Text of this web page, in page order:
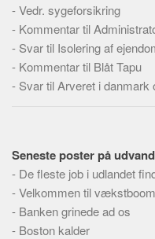
Webstedet
Forhistorien
Redigering
Tekstannoncer
-Vedr. sygeforsikring
- Kommentar til
- Svar til Isolering af
- Kommentar til Blåt Tapu
- Svar til Arveret i danmark
Seneste poster på
- De fleste job i udlandet
-Velkommen til
- Banken grinede ad os
- Boston kalder